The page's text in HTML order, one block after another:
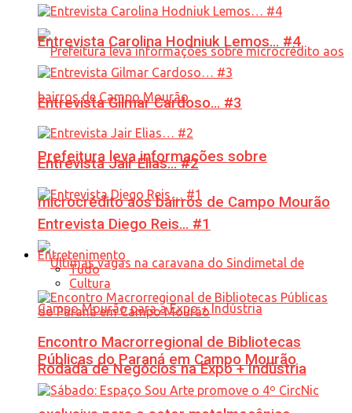
Prefeitura leva informações sobre
microcrédito aos bairros de Campo Mourão
Rodada de Negócios na Expo + Indústria
Entrevista Carolina Hodniuk Lemos… #4
Entrevista Gilmar Cardoso… #3
Entrevista Jair Elias… #2
Entrevista Diego Reis… #1
Entretenimento
Tudo
Cultura
Encontro Macrorregional de Bibliotecas
Públicas do Paraná em Campo Mourão